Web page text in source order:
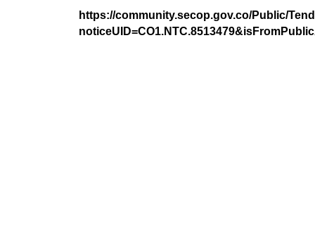
https://community.secop.gov.co/Public/